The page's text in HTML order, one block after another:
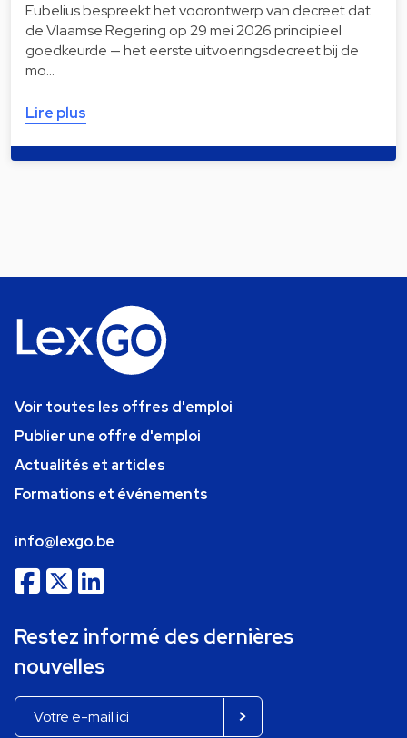
Eubelius bespreekt het voorontwerp van decreet dat
de Vlaamse Regering op 29 mei 2026 principieel
goedkeurde — het eerste uitvoeringsdecreet bij de
mo…
Lire plus
Voir toutes les offres d'emploi
Publier une offre d'emploi
Actualités et articles
Formations et événements
info@lexgo.be
Restez informé des dernières
nouvelles